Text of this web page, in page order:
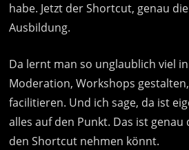
habe. Jetzt der Shortcut, genau
Ausbildung.
Da lernt man so unglaublich viel
Moderation, Workshops
facilitieren. Und ich sage, da ist
alles auf den Punkt. Das ist genau
den Shortcut nehmen könnt.